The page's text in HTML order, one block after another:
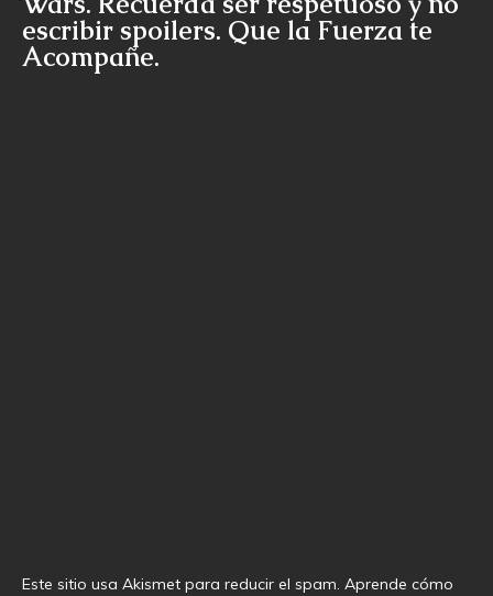
escribir spoilers. Que la Fuerza te
Acompañe.
Este sitio usa Akismet para reducir el spam. Aprende cómo